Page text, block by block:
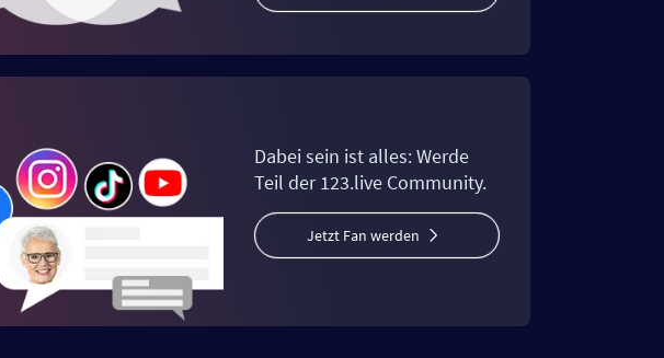
Dabei sein ist alles: Werde
Teil der 123.live Community.
Jetzt Fan werden